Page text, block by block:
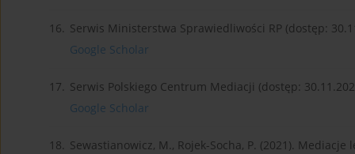
16. Serwis Ministerstwa Sprawiedliwości RP (dostęp:
Google Scholar
17. Serwis Polskiego Centrum Mediacji (dostęp:
Google Scholar
18. Sewastianowicz, M., Rojek-Socha, P. (2021).